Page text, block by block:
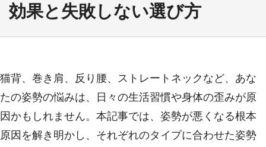
効果と失敗しない選び方
猫背、巻き肩、反り腰、ストレートネックなど、あな
たの姿勢の悩みは、日々の生活習慣や身体の歪みが原
因かもしれません。本記事では、姿勢が悪くなる根本
原因を解き明かし、それぞれのタイプに合わせた姿勢